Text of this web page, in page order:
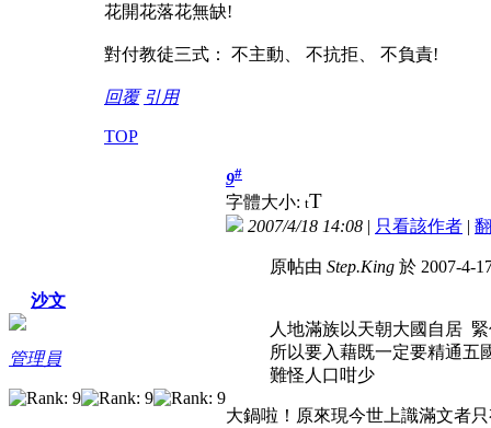
花開花落花無缺!
對付教徒三式： 不主動、 不抗拒、 不負責!
回覆 引用
TOP
沙文
管理員
9#
字體大小: tT
2007/4/18 14:08 | 只看該作者 |
原帖由 Step.King 於 2007-4-
人地滿族以天朝大國自居
所以要入藉既一定要精通五
難怪人口咁少
大鍋啦！原來現今世上識滿文者